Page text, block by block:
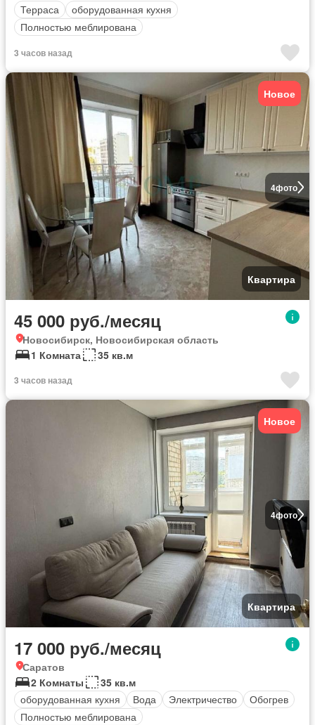
Терраса
оборудованная кухня
Полностью меблирована
3 часов назад
4фото
Новое
Квартира
45 000 руб./месяц
Новосибирск, Новосибирская область
1 Комната
35 кв.м
3 часов назад
4фото
Новое
Квартира
17 000 руб./месяц
Саратов
2 Комнаты
35 кв.м
оборудованная кухня
Вода Электричество
Обогрев
Полностью меблирована